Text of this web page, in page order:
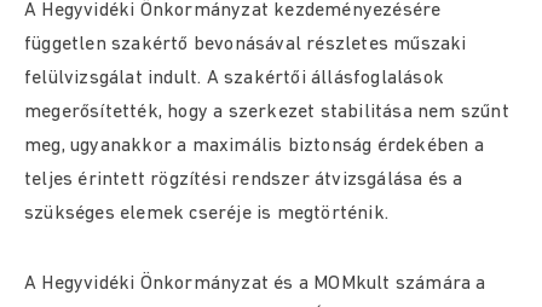
A Hegyvidéki Önkormányzat kezdeményezésére
független szakértő bevonásával részletes műszaki
felülvizsgálat indult. A szakértői állásfoglalások
megerősítették, hogy a szerkezet stabilitása nem szűnt
meg, ugyanakkor a maximális biztonság érdekében a
teljes érintett rögzítési rendszer átvizsgálása és a
szükséges elemek cseréje is megtörténik.
A Hegyvidéki Önkormányzat és a MOMkult számára a